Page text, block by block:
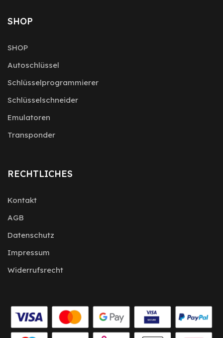
SHOP
SHOP
Autoschlüssel
Schlüsselprogrammierer
Schlüsselschneider
Emulatoren
Transponder
RECHTLICHES
Kontakt
AGB
Datenschutz
Impressum
Widerrufsrecht